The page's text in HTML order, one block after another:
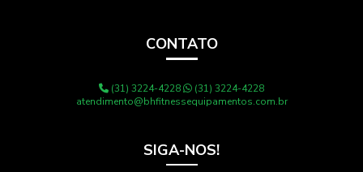
CONTATO
(31) 3224-4228
(31) 3224-4228
atendimento@bhfitnessequipamentos.com.br
SIGA-NOS!